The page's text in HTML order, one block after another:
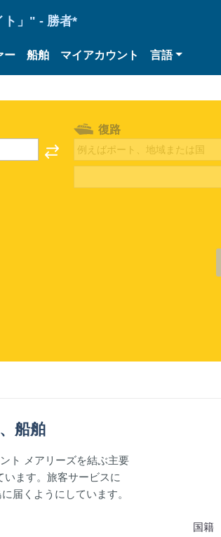
ト」" - 勝者*
ー 船舶 マイアカウント 言語
復路
船舶
ト メアリーズを結ぶ主要
ます。旅客サービスに
届くようにしています。
国籍